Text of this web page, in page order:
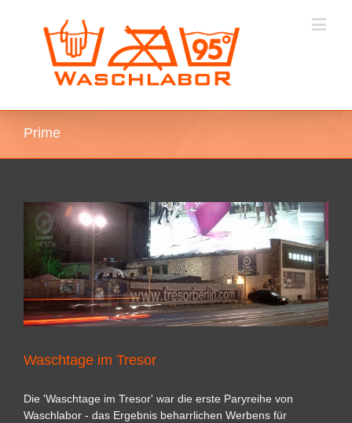
Prime
Waschtage im Tresor
Die 'Waschtage im Tresor' war die erste Paryreihe von
Waschlabor - das Ergebnis beharrlichen Werbens für